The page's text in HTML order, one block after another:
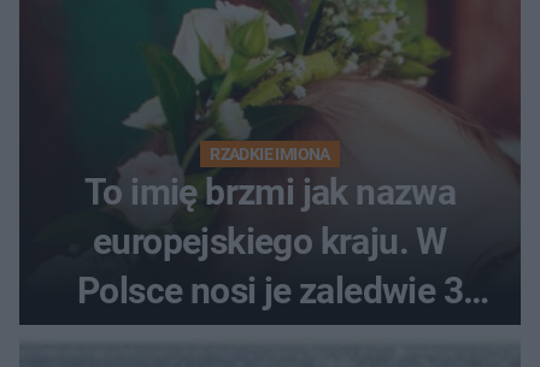
RZADKIE IMIONA
To imię brzmi jak nazwa
europejskiego kraju. W
Polsce nosi je zaledwie 3
kobiety